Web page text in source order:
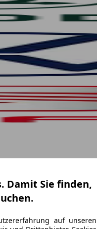
Damit Sie finden,
auf unseren